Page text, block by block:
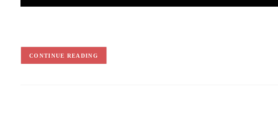
CONTINUE READING